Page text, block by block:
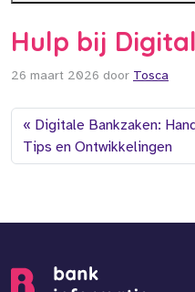
Hulp bij
26 maart 2026 door Tosca
Digitale Bankzaken:
Tips en Ontwikkelingen